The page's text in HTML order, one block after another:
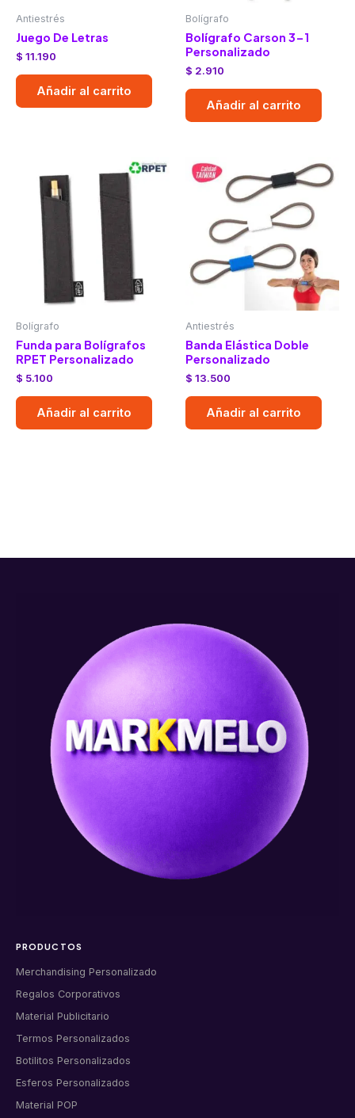
Antiestrés
Juego De Letras
$ 11.190
Añadir al carrito
Bolígrafo
Bolígrafo Carson 3-1
Personalizado
$ 2.910
Añadir al carrito
Bolígrafo
Funda para Bolígrafos
RPET Personalizado
$ 5.100
Añadir al carrito
Antiestrés
Banda Elástica Doble
Personalizado
$ 13.500
Añadir al carrito
PRODUCTOS
Merchandising Personalizado
Regalos Corporativos
Material Publicitario
Termos Personalizados
Botilitos Personalizados
Esferos Personalizados
Material POP